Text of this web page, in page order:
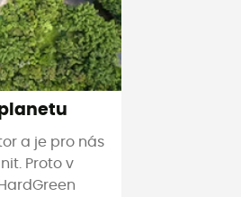
a je pro nás
Proto v